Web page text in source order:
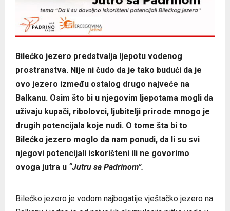
Bilećko jezero predstvalja ljepotu vodenog
prostranstva. Nije ni čudo da je tako budući da je
ovo jezero između ostalog drugo najveće na
Balkanu. Osim što bi u njegovim ljepotama mogli da
uživaju kupači, ribolovci, ljubitelji prirode mnogo je
drugih potencijala koje nudi. O tome šta bi to
Bilećko jezero moglo da nam ponudi, da li su svi
njegovi potencijali iskorišteni ili ne govorimo
ovoga jutra u “Jutru sa Padrinom”.
Bilećko jezero je vodom najbogatije vještačko jezero na